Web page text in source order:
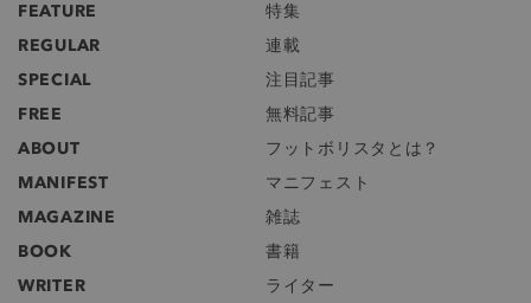
FEATURE
特集
REGULAR
連載
SPECIAL
注目記事
FREE
無料記事
ABOUT
フットボリスタとは？
MANIFEST
マニフェスト
MAGAZINE
雑誌
BOOK
書籍
WRITER
ライター